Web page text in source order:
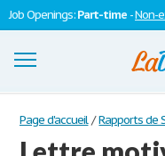
Job Openings:Part-time -Non-
Dissertations
Page d'accueil / Rapports de